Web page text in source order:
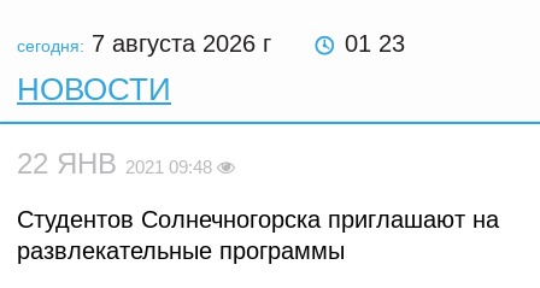
сегодня: 7 августа 2026 г 01 23
НОВОСТИ
22 ЯНВ 2021 09:48
Студентов Солнечногорска приглашают на
развлекательные программы